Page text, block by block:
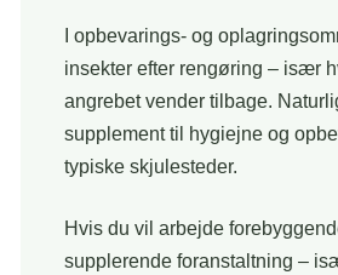
I opbevarings- og
insekter efter rengøring – især
angrebet vender tilbage.
supplement til hygiejne og
typiske skjulesteder.
Hvis du vil arbejde
supplerende foranstaltning –